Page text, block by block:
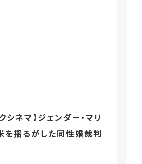
シネマ】ジェンダー・マリ
を揺るがした同性婚裁判